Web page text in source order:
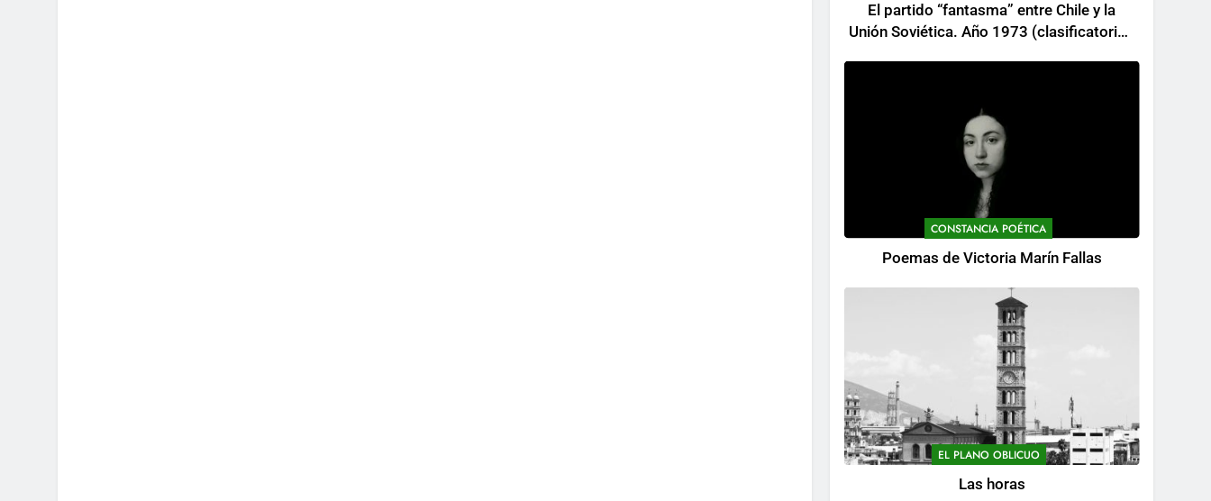
El partido “fantasma” entre Chile y la
Unión Soviética. Año 1973 (clasificatorios
CONSTANCIA POÉTICA
Poemas de Victoria Marín Fallas
EL PLANO OBLICUO
Las horas